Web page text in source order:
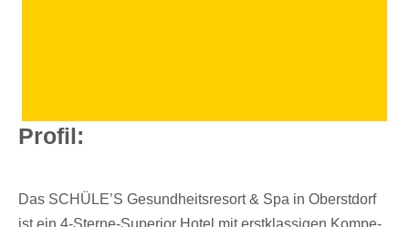
Profil:
Das SCHÜLE’S Gesund­heits­re­sort & Spa in Oberst­dorf
ist ein 4-Sterne-Supe­rior Hotel mit erst­klas­si­gen Kompe­